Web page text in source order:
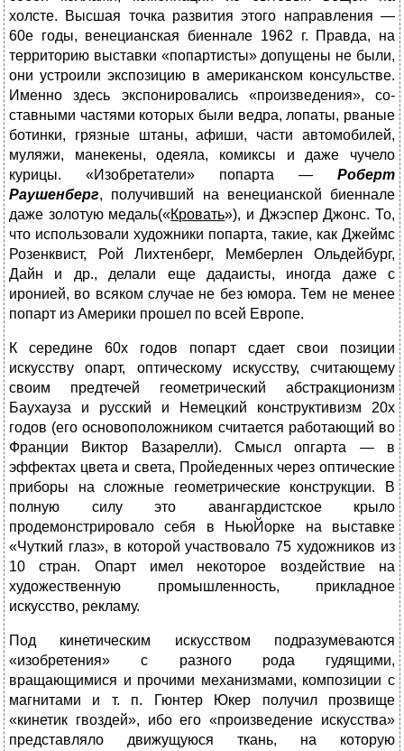
холсте. Высшая точка развития этого направления —
60е годы, венецианская биеннале 1962 г. Правда, на
территорию выставки «попартисты» допущены нe были,
они устроили экспозицию в американском консульстве.
Именно здесь экспонировались «произведения», со­
ставными частями которых были ведра, лопаты, рваные
ботинки, грязные штаны, афиши, части автомобилей,
муляжи, манекены, одеяла, комиксы и даже чучело
курицы. «Изобретатели» попарта — Роберт
Раушенберг, получивший на венецианской биеннале
даже золотую медаль(«Кровать»), и Джэспер Джонс. То,
что использовали художники попарта, такие, как Джеймс
Розенквист, Рой Лихтенберг, Мемберлен Ольдейбург,
Дайн и др., делали еще дадаисты, иногда даже с
иронией, во всяком случае не без юмора. Тем не менее
попарт из Америки прошел по всей Европе.
К середине 60х годов попарт сдает свои позиции
искусству опарт, оптическому искусству, считающему
своим предтечей геометрический абстракционизм
Баухауза и русский и Немецкий конструктивизм 20х
годов (его основоположником считается работаю­щий во
Франции Виктор Вазарелли). Смысл опгарта — в
эффектах цвета и света, Пройеденных через оптические
приборы на сложные геометрические конструкции. В
полную силу это авангардистское крыло
продемонстрировало себя в НьюЙорке на выставке
«Чуткий глаз», в которой участвовало 75 художников из
10 стран. Опарт имел некоторое воздействие на
художественную промышленность, прикладное
искусство, рекламу.
Под кинетическим искусством подразумеваются
«изобретения» с разного рода гудящими,
вращающимися и прочими механизмами, композиции с
магнитами и т. п. Гюнтер Юкер получил прозвище
«кинетик гвоздей», ибо его «произведение искусства»
представ­ляло движущуюся ткань, на которую